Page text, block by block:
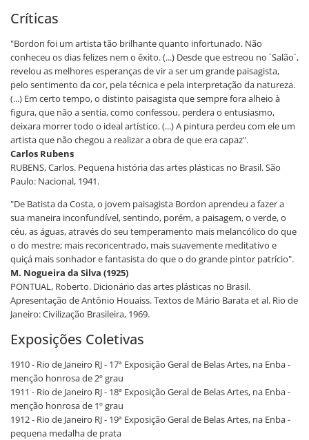
Críticas
"Bordon foi um artista tão brilhante quanto infortunado. Não
conheceu os dias felizes nem o êxito. (...) Desde que estreou no ´Salão´,
revelou as melhores esperanças de vir a ser um grande paisagista,
pelo sentimento da cor, pela técnica e pela interpretação da natureza.
(...) Em certo tempo, o distinto paisagista que sempre fora alheio à
figura, que não a sentia, como confessou, perdera o entusiasmo,
deixara morrer todo o ideal artístico. (...) A pintura perdeu com ele um
artista que não chegou a realizar a obra de que era capaz".
Carlos Rubens
RUBENS, Carlos. Pequena história das artes plásticas no Brasil. São
Paulo: Nacional, 1941.
"De Batista da Costa, o jovem paisagista Bordon aprendeu a fazer a
sua maneira inconfundível, sentindo, porém, a paisagem, o verde, o
céu, as águas, através do seu temperamento mais melancólico do que
o do mestre; mais reconcentrado, mais suavemente meditativo e
quiçá mais sonhador e fantasista do que o do grande pintor patrício".
M. Nogueira da Silva (1925)
PONTUAL, Roberto. Dicionário das artes plásticas no Brasil.
Apresentação de Antônio Houaiss. Textos de Mário Barata et al. Rio de
Janeiro: Civilização Brasileira, 1969.
Exposições Coletivas
1910 - Rio de Janeiro RJ - 17ª Exposição Geral de Belas Artes, na Enba -
menção honrosa de 2º grau
1911 - Rio de Janeiro RJ - 18ª Exposição Geral de Belas Artes, na Enba -
menção honrosa de 1º grau
1912 - Rio de Janeiro RJ - 19ª Exposição Geral de Belas Artes, na Enba -
pequena medalha de prata